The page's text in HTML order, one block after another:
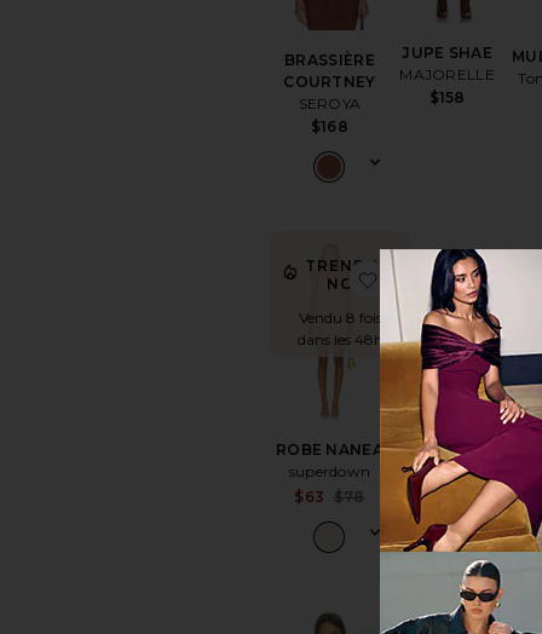
BRASSIÈRE
COURTNEY
SEROYA
$168
JUPE SHAE
MAJORELLE
$158
TRENDING
NOW!
Vendu 8 fois
dans les 48h
ROBE NANEA
superdown
Sale price:
$63
Previous price:
$78
ajouter aux
LUNETTES DE
SOLEIL
HYPNOSIS
Le Specs
$85